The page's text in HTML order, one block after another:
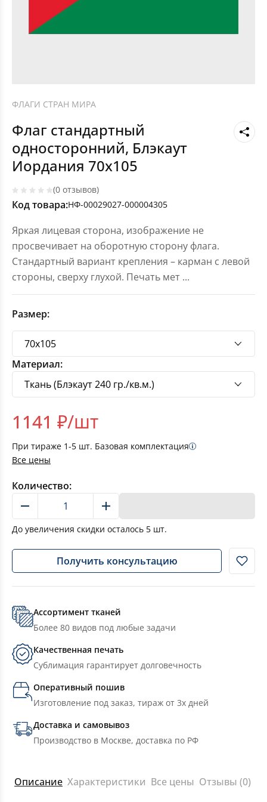
ФЛАГИ СТРАН МИРА
Флаг стандартный
односторонний, Блэкаут
Иордания 70х105
(0 отзывов)
Код товара:НФ-00029027-000004305
Яркая лицевая сторона, изображение не
просвечивает на оборотную сторону флага.
Стандартный вариант крепления – карман с левой
стороны, сверху глухой. Печать мет ...
Размер:
Материал:
1141 ₽/шт
При тираже 1-5 шт. Базовая комплектация
Все цены
Количество:
До увеличения скидки осталось 5 шт.
Получить консультацию
Ассортимент тканей
Более 80 видов под любые задачи
Качественная печать
Сублимация гарантирует долговечность
Оперативный пошив
Изготовление под заказ, тираж от 3х дней
Доставка и самовывоз
Производство в Москве, доставка по РФ
Описание Характеристики Все цены Отзывы (0)